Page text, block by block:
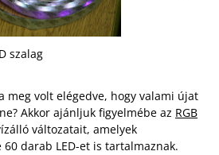
szalag
meg volt elégedve, hogy valami újat
Akkor ajánljuk figyelmébe az RGB
változatait, amelyek
darab LED-et is tartalmaznak.